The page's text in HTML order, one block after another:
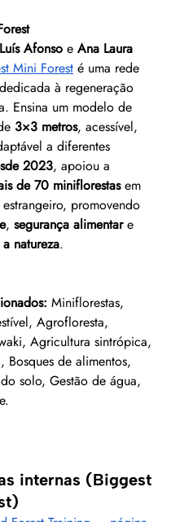
Luís Afonso e Ana Laura
Mini Forest é uma rede
à regeneração
Ensina um modelo de
3×3 metros, acessível,
a diferentes
2023, apoiou a
de 70 miniflorestas em
promovendo
, segurança alimentar e
natureza.
Miniflorestas,
Agrofloresta,
Agricultura sintrópica,
de alimentos,
solo, Gestão de água,
internas (Biggest